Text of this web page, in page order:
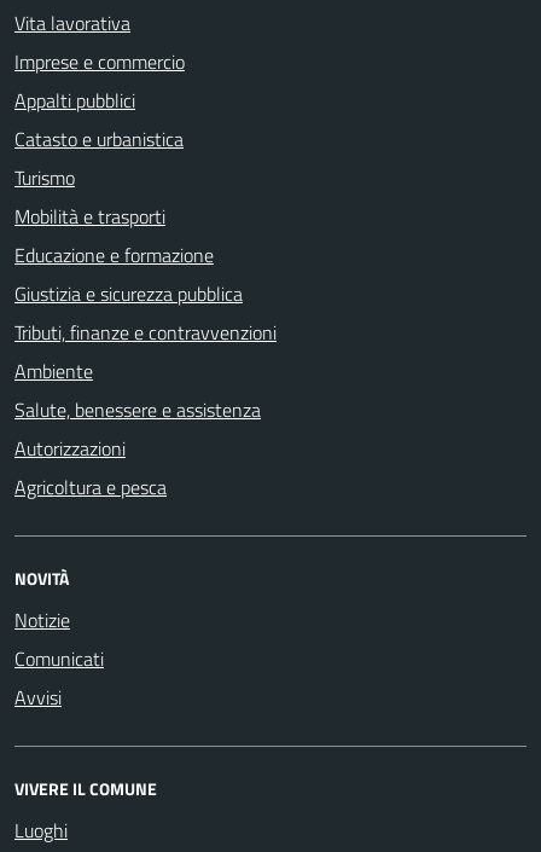
Vita lavorativa
Imprese e commercio
Appalti pubblici
Catasto e urbanistica
Turismo
Mobilità e trasporti
Educazione e formazione
Giustizia e sicurezza pubblica
Tributi, finanze e contravvenzioni
Ambiente
Salute, benessere e assistenza
Autorizzazioni
Agricoltura e pesca
NOVITÀ
Notizie
Comunicati
Avvisi
VIVERE IL COMUNE
Luoghi